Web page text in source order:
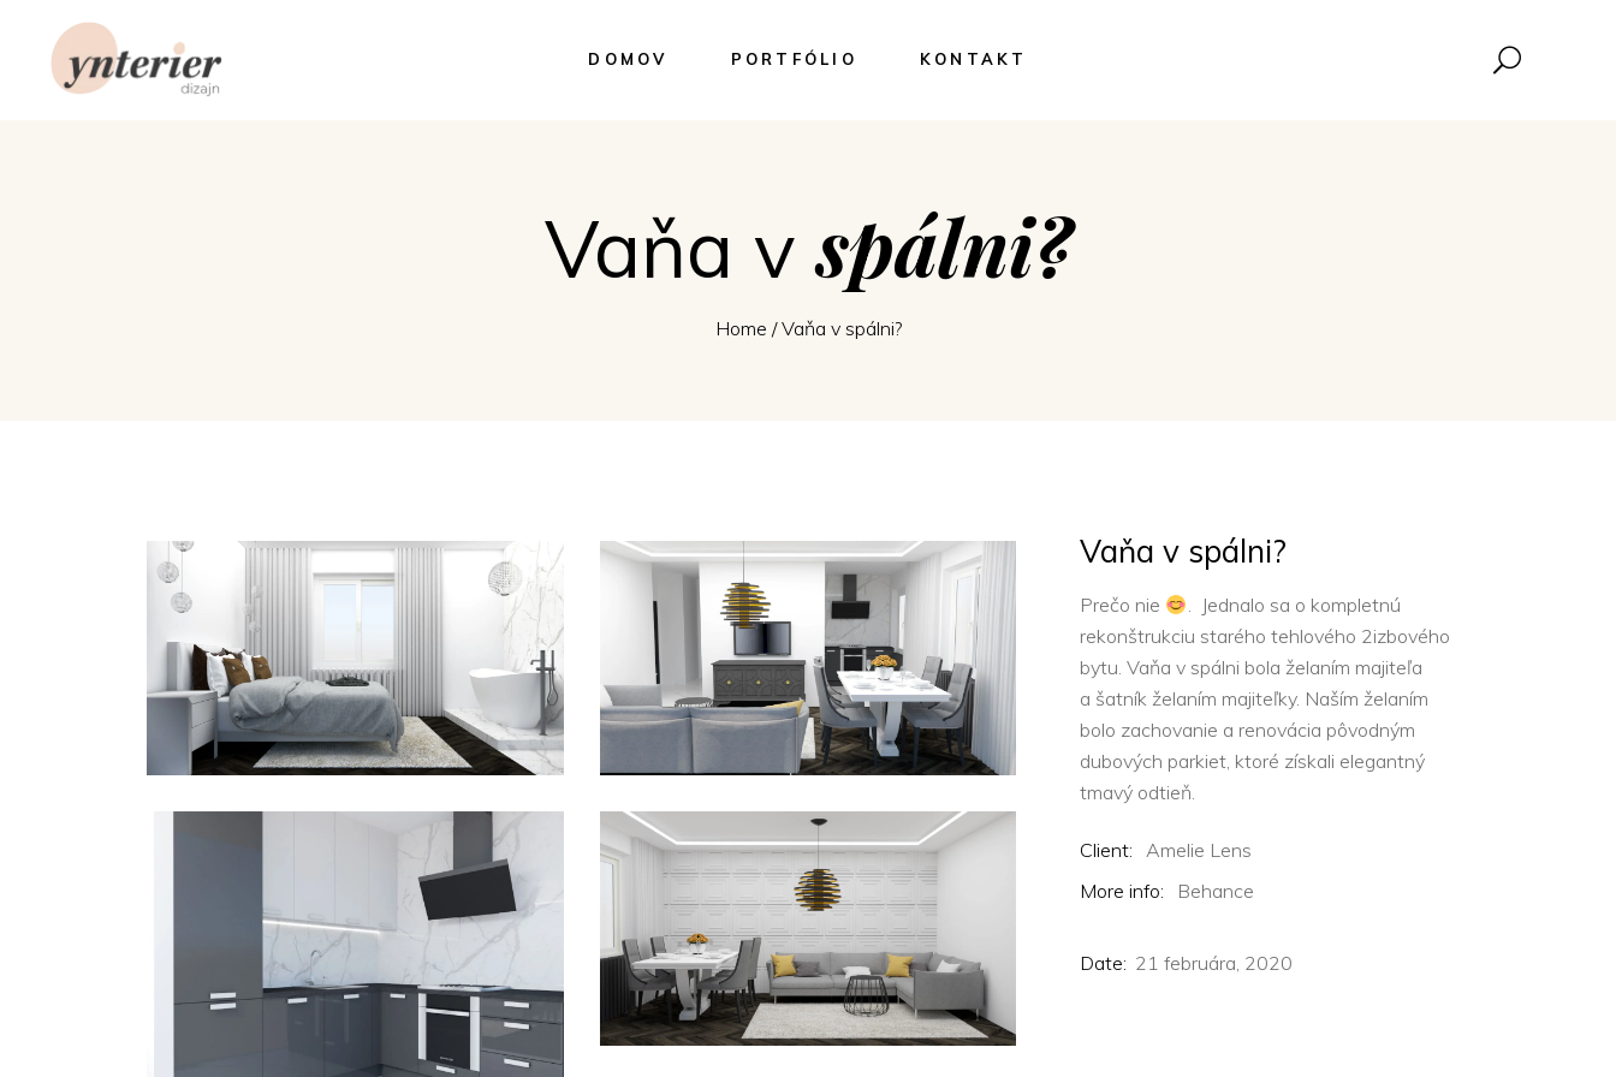
DOMOV PORTFÓLIO KONTAKT
Vaňa vspálni?
Home /Vaňa v spálni?
Vaňa v spálni?
Prečo nie
. Jednalo sa o kompletnú
rekonštrukciu starého tehlového 2izbového
bytu. Vaňa v spálni bola želaním majiteľa
a šatník želaním majiteľky. Naším želaním
bolo zachovanie a renovácia pôvodným
dubových parkiet, ktoré získali elegantný
tmavý odtieň.
Client:
Amelie Lens
More info:
Behance
Date: 21 februára, 2020